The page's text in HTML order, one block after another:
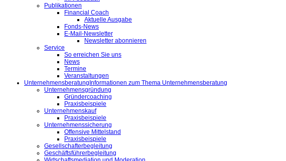
Publikationen
Financial Coach
Aktuelle Ausgabe
Fonds-News
E-Mail-Newsletter
Newsletter abonnieren
Service
So erreichen Sie uns
News
Termine
Veranstaltungen
UnternehmensberatungInformationen zum Thema Unternehmensberatung
Unternehmensgründung
Gründercoaching
Praxisbeispiele
Unternehmenskauf
Praxisbeispiele
Unternehmenssicherung
Offensive Mittelstand
Praxisbeispiele
Gesellschafterbegleitung
Geschäftsführerbegleitung